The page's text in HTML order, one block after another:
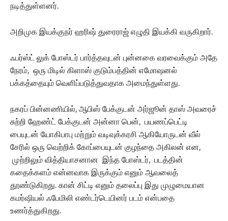
நடித்துள்ளனர்.
அறிமுக இயக்குநர் ஹரிஷ் துரைராஜ் எழுதி இயக்கி வருகிறார்.
ஃபர்ஸ்ட் லுக் போஸ்டர் பார்த்தவுடன் புன்னகை வரவைக்கும் அதே
நேரம், ஒரு மிடில் கிளாஸ் குடும்பத்தின் எமோஷனல்
பக்கத்தையும் வெளிப்படுத்துவதாக அமைந்துள்ளது.
நகரப் பின்னணியில், ஆபிஸ் பேக்குடன் அர்ஜூன் தாஸ் அவரைச்
சுற்றி ஹேண்ட் பேக்குடன் அன்னா பென், பயணப்பெட்டி
பையுடன் யோகிபாபு மற்றும் வடிவுக்கரசி ஆகியோருடன் வீல்
சேரில் ஒரு வெற்றிக் கோப்பையுடன் குழந்தை அகிலன் என,
முற்றிலும் வித்தியாசனான இந்த போஸ்டர், படத்தின்
கதைக்களம் என்னவாக இருக்கும் எனும் ஆவலைத்
தூண்டுகிறது. கான் சிட்டி எனும் தலைப்பு இது முழுமையான
கமர்ஷியல் ஃபேமிலி எண்டர்டெயினர் படம் என்பதை
உணர்த்துகிறது.